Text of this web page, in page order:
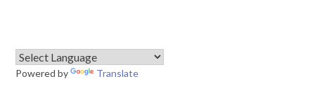
Powered by Translate